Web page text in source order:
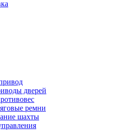
дверей
ремни
шахты